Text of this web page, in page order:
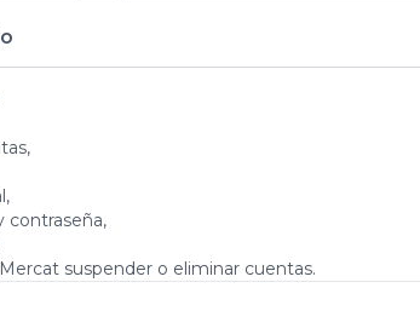
contraseña,
suspender o eliminar cuentas.